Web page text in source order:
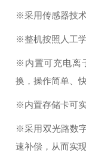
※采用传感器技
※整机按照人工
※内置可充电离
换，操作简单、
※内置存储卡可
※采用双光路数
速补偿，从而实